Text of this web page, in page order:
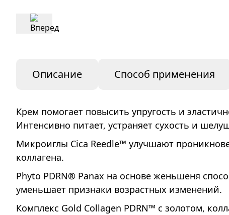
Описание Способ применения
Крем помогает повысить упругость и
Интенсивно питает, устраняет сухость и
Микроиглы Cica Reedle™ улучшают
коллагена.
Phyto PDRN® Panax на основе женьшеня
уменьшает признаки возрастных изменений.
Комплекс Gold Collagen PDRN™ с золотом,